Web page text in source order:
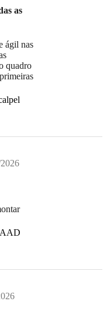
as
ágil nas
quadro